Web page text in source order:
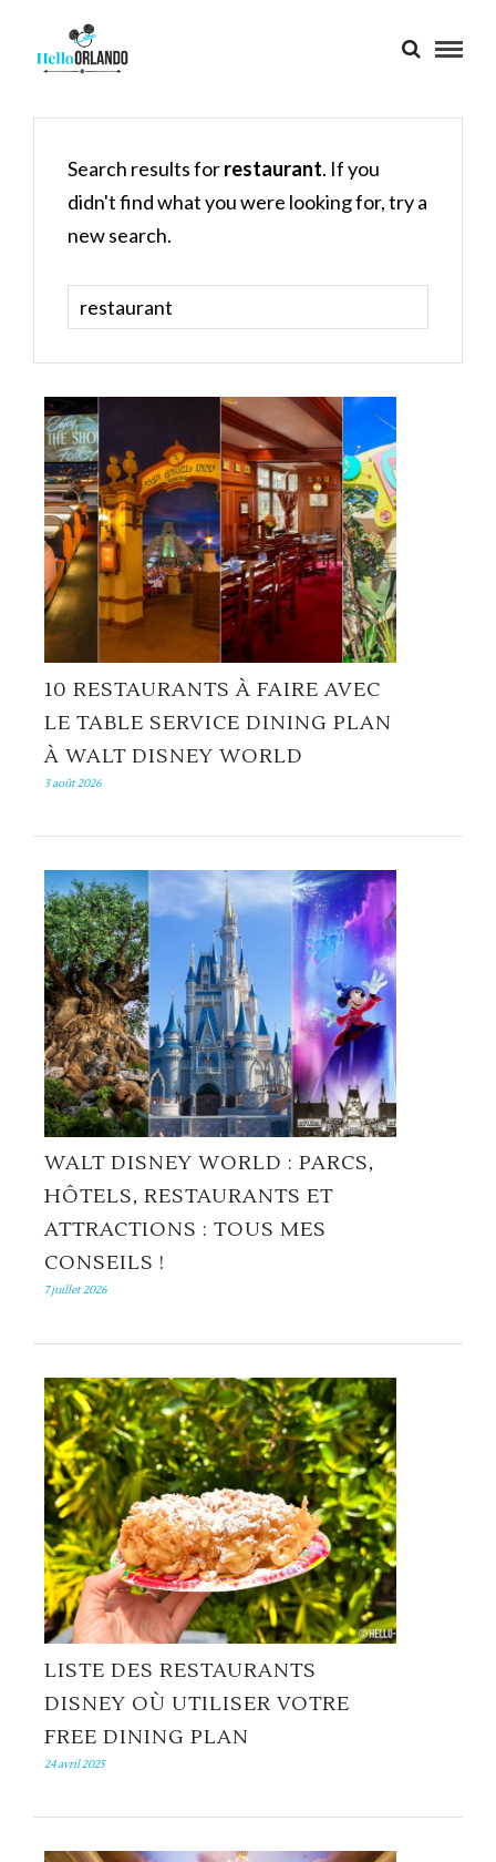
Search results forrestaurant. If you
didn't find what you were looking for, try a
new search.
10 RESTAURANTS À FAIRE AVEC
LE TABLE SERVICE DINING PLAN
À WALT DISNEY WORLD
3 août 2026
WALT DISNEY WORLD : PARCS,
HÔTELS, RESTAURANTS ET
ATTRACTIONS : TOUS MES
CONSEILS !
7 juillet 2026
LISTE DES RESTAURANTS
DISNEY OÙ UTILISER VOTRE
FREE DINING PLAN
24 avril 2025